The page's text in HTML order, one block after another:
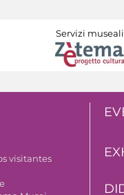
Servizi museali
visitantes